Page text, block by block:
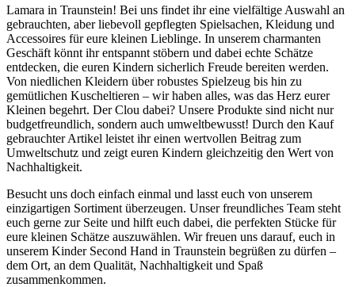
Lamara in Traunstein! Bei uns findet ihr eine vielfältige Auswahl an
gebrauchten, aber liebevoll gepflegten Spielsachen, Kleidung und
Accessoires für eure kleinen Lieblinge. In unserem charmanten
Geschäft könnt ihr entspannt stöbern und dabei echte Schätze
entdecken, die euren Kindern sicherlich Freude bereiten werden.
Von niedlichen Kleidern über robustes Spielzeug bis hin zu
gemütlichen Kuscheltieren – wir haben alles, was das Herz eurer
Kleinen begehrt. Der Clou dabei? Unsere Produkte sind nicht nur
budgetfreundlich, sondern auch umweltbewusst! Durch den Kauf
gebrauchter Artikel leistet ihr einen wertvollen Beitrag zum
Umweltschutz und zeigt euren Kindern gleichzeitig den Wert von
Nachhaltigkeit.
Besucht uns doch einfach einmal und lasst euch von unserem
einzigartigen Sortiment überzeugen. Unser freundliches Team steht
euch gerne zur Seite und hilft euch dabei, die perfekten Stücke für
eure kleinen Schätze auszuwählen. Wir freuen uns darauf, euch in
unserem Kinder Second Hand in Traunstein begrüßen zu dürfen –
dem Ort, an dem Qualität, Nachhaltigkeit und Spaß
zusammenkommen.